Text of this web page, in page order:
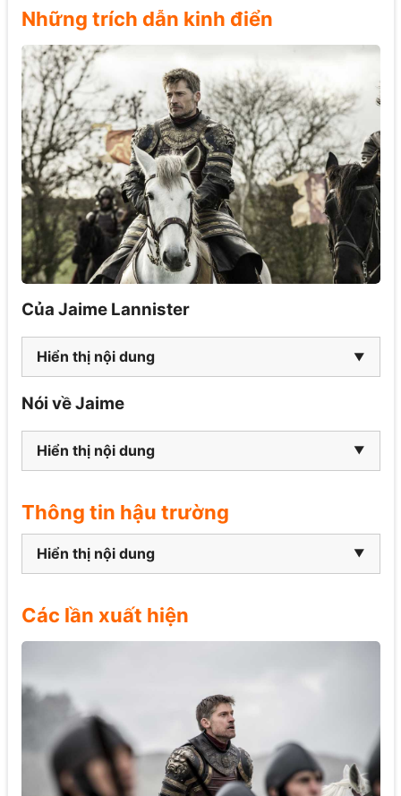
Những trích dẫn kinh điển
Của Jaime Lannister
Hiển thị nội dung
Nói về Jaime
Hiển thị nội dung
Thông tin hậu trường
Hiển thị nội dung
Các lần xuất hiện